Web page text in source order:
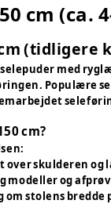
cm (ca.
(tidligere
med
Populære
cm?
over skulderen
modeller og
stolens